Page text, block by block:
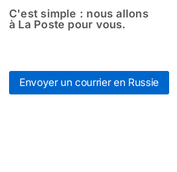
C'est simple : nous allons
à La Poste pour vous.
Envoyer un courrier en Russie